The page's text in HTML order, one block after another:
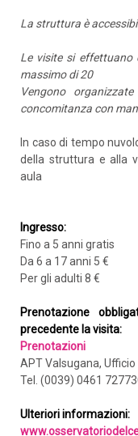
La struttura è
Le visite si effettuano
massimo di 20
Vengono
concomitanza con
In caso di tempo
della struttura e alla
aula
Ingresso:
Fino a 5 anni gratis
Da 6 a 17 anni 5 €
Per gli adulti 8 €
Prenotazione
precedente la visita:
Prenotazioni
APT Valsugana,
Tel. (0039) 0461
Ulteriori informazioni: